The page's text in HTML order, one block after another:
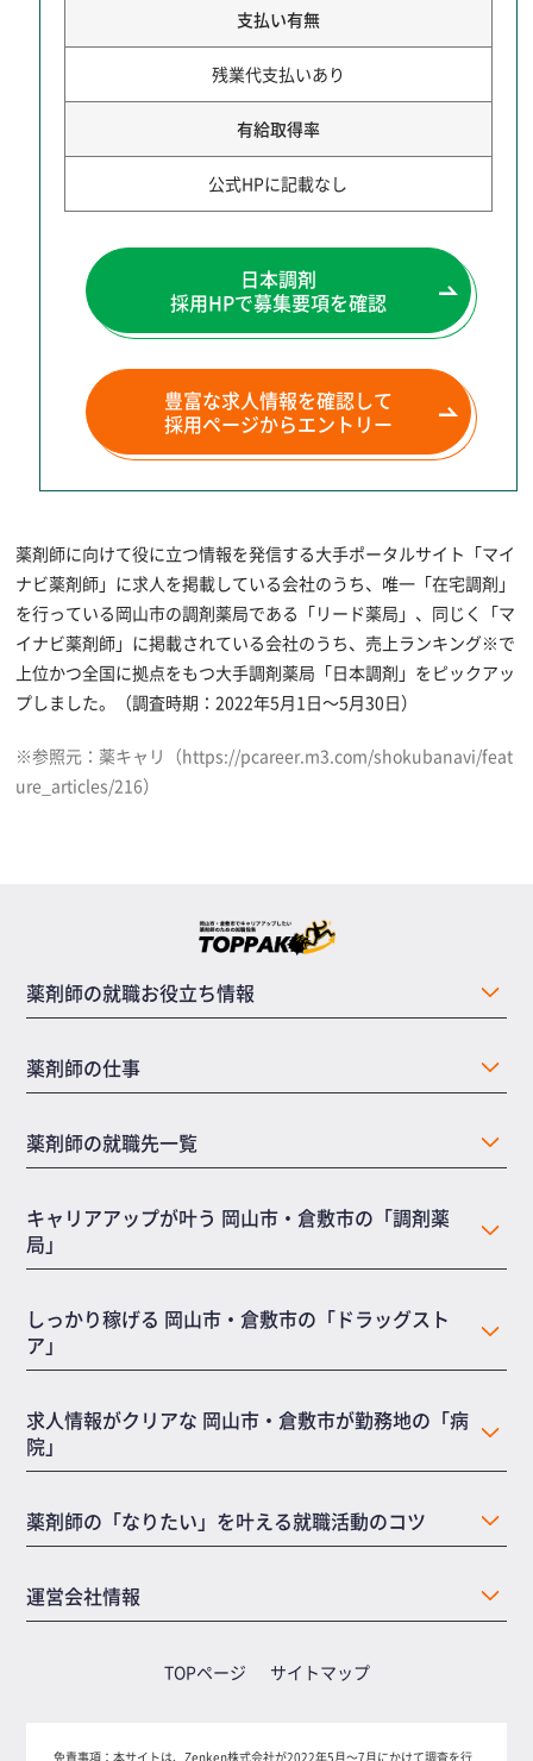
支払い有無
残業代支払いあり
有給取得率
公式HPに記載なし
日本調剤
採用HPで募集要項を確認
豊富な求人情報を確認して
採用ページからエントリー
薬剤師に向けて役に立つ情報を発信する大手ポータルサイト「マイ
ナビ薬剤師」に求人を掲載している会社のうち、唯一「在宅調剤」
を行っている岡山市の調剤薬局である「リード薬局」、同じく「マ
イナビ薬剤師」に掲載されている会社のうち、売上ランキング※で
上位かつ全国に拠点をもつ大手調剤薬局「日本調剤」をピックアッ
プしました。（調査時期：2022年5月1日～5月30日）
※参照元：薬キャリ（https://pcareer.m3.com/shokubanavi/feat
ure_articles/216）
薬剤師の就職お役立ち情報
薬剤師の仕事
薬剤師の就職先一覧
キャリアアップが叶う 岡山市・倉敷市の「調剤薬
局」
しっかり稼げる 岡山市・倉敷市の「ドラッグスト
ア」
求人情報がクリアな 岡山市・倉敷市が勤務地の「病
院」
薬剤師の「なりたい」を叶える就職活動のコツ
運営会社情報
TOPページ サイトマップ
免責事項： 本サイトは、Zenken株式会社が2022年5月～7月にかけて調査を行